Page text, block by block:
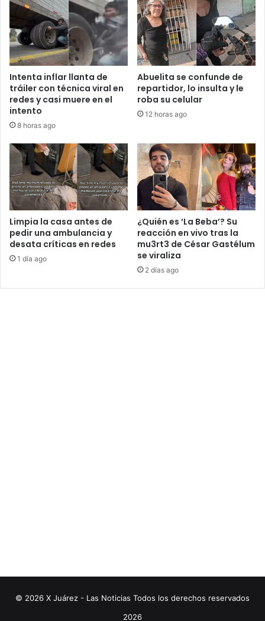
Intenta inflar llanta de
tráiler con técnica viral en
redes y casi muere en el
intento
8 horas ago
Abuelita se confunde de
repartidor, lo insulta y le
roba su celular
12 horas ago
Limpia la casa antes de
pedir una ambulancia y
desata críticas en redes
1 día ago
¿Quién es ‘La Beba’? Su
reacción en vivo tras la
mu3rt3 de César Gastélum
se viraliza
2 días ago
© 2026 X Juárez - Las Noticias Todos los derechos reservados
2026